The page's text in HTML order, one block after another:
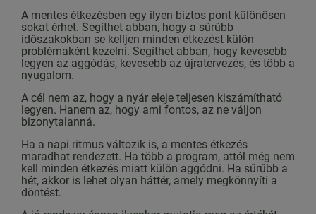
A mentes étkezésben egy ilyen biztos pont különösen
sokat érhet. Segíthet abban, hogy a sűrűbb
időszakokban se kelljen minden étkezést külön
problémaként kezelni. Segíthet abban, hogy kevesebb
legyen az aggódás, kevesebb az újratervezés, és több a
nyugalom.
A cél nem az, hogy a nyár eleje teljesen kiszámítható
legyen. Hanem az, hogy ami fontos, az ne váljon
bizonytalanná.
Ha a napi ritmus változik is, a mentes étkezés
maradhat rendezett. Ha több a program, attól még nem
kell minden étkezés miatt külön aggódni. Ha sűrűbb a
hét, akkor is lehet olyan háttér, amely megkönnyíti a
döntést.